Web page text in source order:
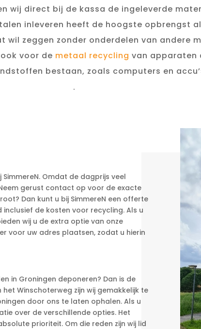
wij direct bij de kassa de ingeleverde
inleveren heeft de hoogste opbrengst
wil zeggen zonder onderdelen van andere
voor de metaal recycling van apparaten
bestaan, zoals computers en
.
Omdat de dagprijs veel
gerust contact op voor de exacte
Dan kunt u bij SimmereN een offerte
de kosten voor recycling. Als u
wij u de extra optie van onze
voor uw adres plaatsen, zodat u hierin
in Groningen deponeren? Dan is de
Winschoterweg zijn wij gemakkelijk te
door ons te laten ophalen. Als u
over de verschillende opties. Het
prioriteit. Om die reden zijn wij lid